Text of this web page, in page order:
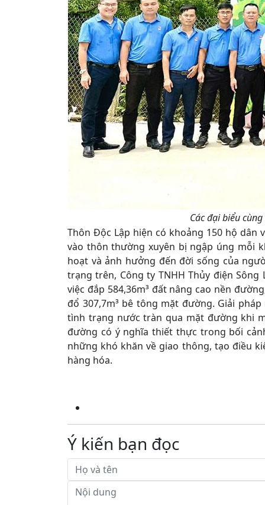
Các đại biểu
Thôn Độc Lập hiện có khoảng 150 hộ dân
vào thôn thường xuyên bị ngập úng mỗi
hoạt và ảnh hưởng đến đời sống của
trạng trên, Công ty TNHH Thủy điện
việc đắp 584,36m³ đất nâng cao nền
đổ 307,7m³ bê tông mặt đường. Giải
tình trạng nước tràn qua mặt đường khi
đường có ý nghĩa thiết thực trong bối
những khó khăn về giao thông, tạo điều
hàng hóa.
Ý kiến bạn đọc